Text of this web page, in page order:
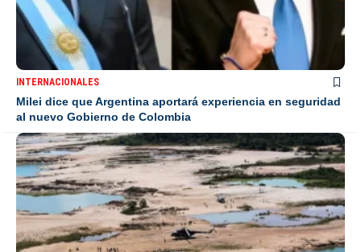
INTERNACIONALES
Milei dice que Argentina aportará experiencia en seguridad
al nuevo Gobierno de Colombia